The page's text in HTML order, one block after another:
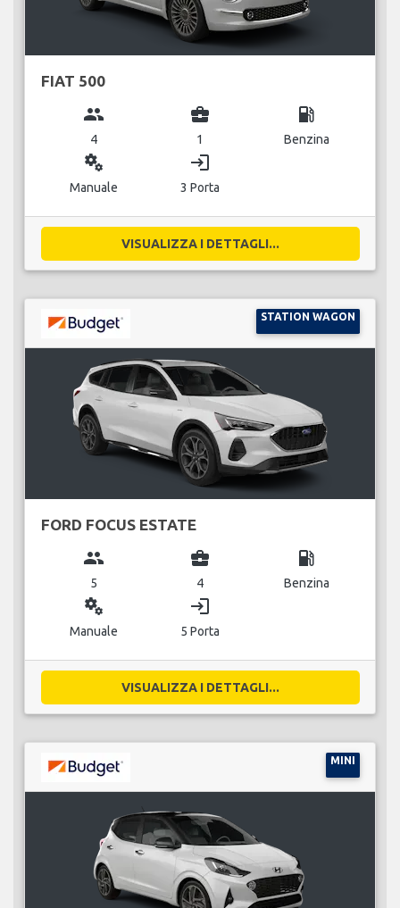
FIAT 500
group
4
business_center
1
local_gas_station
Benzina
miscellaneous_services
Manuale
login
3 Porta
VISUALIZZA I DETTAGLI...
STATION WAGON
FORD FOCUS ESTATE
group
5
business_center
4
local_gas_station
Benzina
miscellaneous_services
Manuale
login
5 Porta
VISUALIZZA I DETTAGLI...
MINI